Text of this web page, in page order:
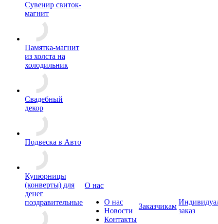
Сувенир свиток-
магнит
Памятка-магнит
из холста на
холодильник
Свадебный
декор
Подвеска в Авто
Купюрницы
(конверты) для
денег
поздравительные
О нас
О нас
Новости
Контакты
Заказчикам
заказ